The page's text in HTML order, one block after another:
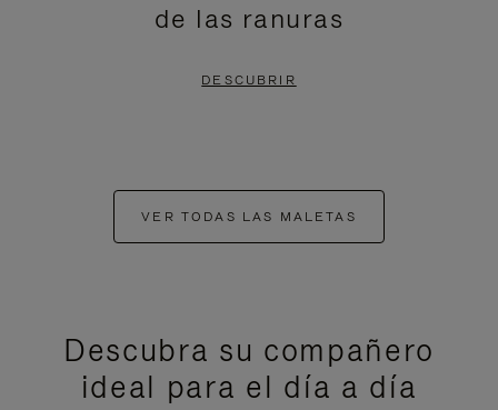
de las ranuras
DESCUBRIR
VER TODAS LAS MALETAS
Descubra su compañero
ideal para el día a día